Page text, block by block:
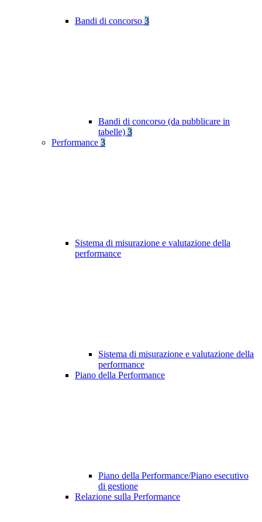
Bandi di concorso 3
Bandi di concorso (da pubblicare in
tabelle) 3
Performance 3
Sistema di misurazione e valutazione della
performance
Sistema di misurazione e valutazione della
performance
Piano della Performance
Piano della Performance/Piano esecutivo
di gestione
Relazione sulla Performance